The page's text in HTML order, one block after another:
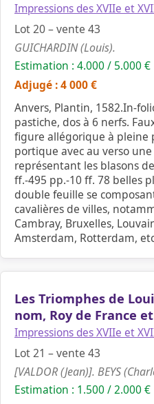
Impressions des XVIIe et
Lot 20 – vente 43
GUICHARDIN (Louis).
Estimation : 4.000 / 5.000 €
Adjugé : 4 000 €
Anvers, Plantin, 1582.In-
pastiche, dos à 6 nerfs.
figure allégorique à pleine
portique avec au verso
représentant les blasons
ff.-495 pp.-10 ff. 78 belles
double feuille se
cavalières de villes,
Cambray, Bruxelles,
Amsterdam, Rotterdam,
Les Triomphes de
nom, Roy de France
Impressions des XVIIe et
Lot 21 – vente 43
[VALDOR (Jean)]. BEYS
Estimation : 1.500 / 2.000 €